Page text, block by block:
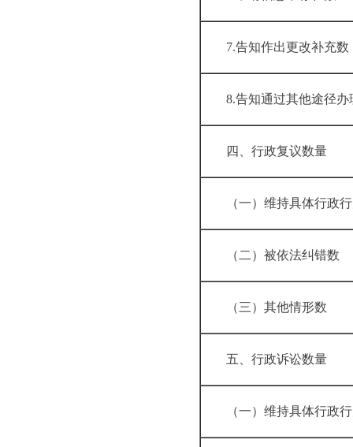
7.告知作出更改
8.告知通过其他
四、行政复议
（一）维持具体
（二）被依法
（三）其他情
五、行政诉讼
（一）维持具体